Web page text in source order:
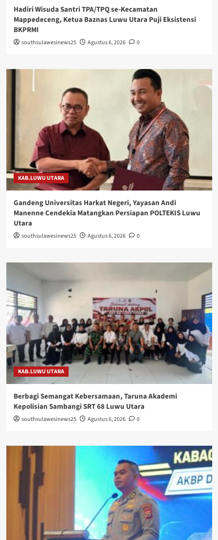
Hadiri Wisuda Santri TPA/TPQ se-Kecamatan
Mappedeceng, Ketua Baznas Luwu Utara Puji Eksistensi
BKPRMI
southsulawesinews25 Agustus 6, 2026 0
KAB.LUWU UTARA
Gandeng Universitas Harkat Negeri, Yayasan Andi
Manenne Cendekia Matangkan Persiapan POLTEKIS Luwu
Utara
southsulawesinews25 Agustus 6, 2026 0
KAB.LUWU UTARA
Berbagi Semangat Kebersamaan, Taruna Akademi
Kepolisian Sambangi SRT 68 Luwu Utara
southsulawesinews25 Agustus 6, 2026 0